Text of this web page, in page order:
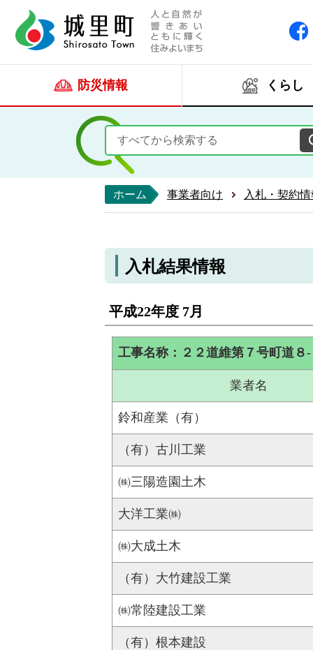
防災情報 くらし
ホーム 事業者向け 入札・契約
入札結果情報
平成22年度 7月
工事名称：２２道維第７号町道８
業者名
鈴和産業（有）
（有）古川工業
㈱三陽造園土木
大洋工業㈱
㈱大成土木
（有）大竹建設工業
㈱常陸建設工業
（有）根本建設